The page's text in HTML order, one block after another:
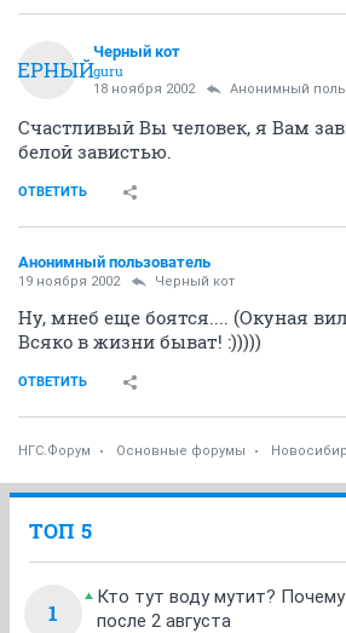
ЧЕРНЫЙ
Черный кот
guru
18 ноября 2002 Анонимный
Счастливый Вы человек, я Вам
белой завистью.
ОТВЕТИТЬ
Анонимный пользователь
19 ноября 2002 Черный кот
Ну, мнеб еще боятся.... (Окуная
Всяко в жизни быват! :)))))
ОТВЕТИТЬ
НГС.Форум Основные форумы
ТОП 5
1
Кто тут воду мутит? Почему
после 2 августа